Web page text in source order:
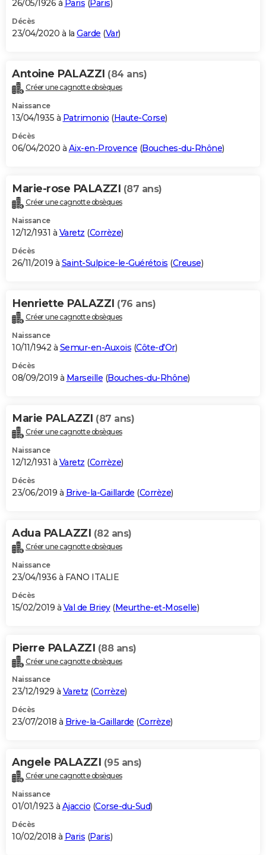
26/05/1926 à Paris (Paris)
Décès
23/04/2020 à la Garde (Var)
Antoine PALAZZI (84 ans)
Créer une cagnotte obsèques
Naissance
13/04/1935 à Patrimonio (Haute-Corse)
Décès
06/04/2020 à Aix-en-Provence (Bouches-du-Rhône)
Marie-rose PALAZZI (87 ans)
Créer une cagnotte obsèques
Naissance
12/12/1931 à Varetz (Corrèze)
Décès
26/11/2019 à Saint-Sulpice-le-Guérétois (Creuse)
Henriette PALAZZI (76 ans)
Créer une cagnotte obsèques
Naissance
10/11/1942 à Semur-en-Auxois (Côte-d'Or)
Décès
08/09/2019 à Marseille (Bouches-du-Rhône)
Marie PALAZZI (87 ans)
Créer une cagnotte obsèques
Naissance
12/12/1931 à Varetz (Corrèze)
Décès
23/06/2019 à Brive-la-Gaillarde (Corrèze)
Adua PALAZZI (82 ans)
Créer une cagnotte obsèques
Naissance
23/04/1936 à FANO ITALIE
Décès
15/02/2019 à Val de Briey(Meurthe-et-Moselle)
Pierre PALAZZI (88 ans)
Créer une cagnotte obsèques
Naissance
23/12/1929 à Varetz (Corrèze)
Décès
23/07/2018 à Brive-la-Gaillarde (Corrèze)
Angele PALAZZI (95 ans)
Créer une cagnotte obsèques
Naissance
01/01/1923 à Ajaccio (Corse-du-Sud)
Décès
10/02/2018 à Paris (Paris)